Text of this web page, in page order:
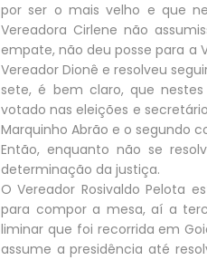
por ser o mais velho e que
Vereadora Cirlene não
empate, não deu posse para a
Vereador Dionê e resolveu
sete, é bem claro, que
votado nas eleições e
Marquinho Abrão e o segundo
Então, enquanto não se
determinação da justiça.
O Vereador Rosivaldo Pelota
para compor a mesa, aí a
liminar que foi recorrida em
assume a presidência até